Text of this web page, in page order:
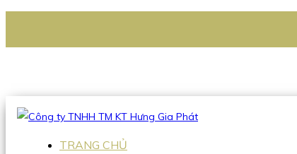
Hotline:0938 336 079
TRANG CHỦ